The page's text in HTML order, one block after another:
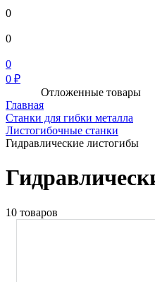
0
0
0
0 ₽
Отложенные товары
Главная
Станки для гибки металла
Листогибочные станки
Гидравлические листогибы
10 товаров